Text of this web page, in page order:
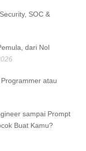
SOC &
dari Nol
atau
sampai Prompt
Buat Kamu?